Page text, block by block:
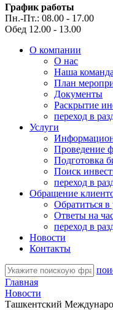
График работы
Пн.-Пт.: 08.00 - 17.00
Обед 12.00 - 13.00
О компании
О нас
Наша команда
План
Документы
Раскрытие
переход в
Услуги
Проведение
Подготовка
Поиск
переход в
Обращение
Обратиться
Ответы на
переход в
Новости
Контакты
Главная
Новости
Ташкентский